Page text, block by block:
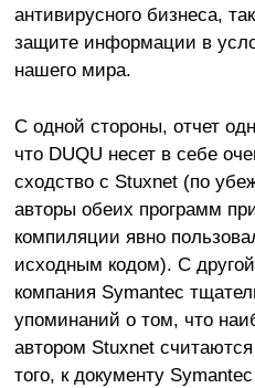
антивирусного бизнеса,
защите информации в
нашего мира.
С одной стороны, отчет
что DUQU несет в себе
сходство с Stuxnet (по
авторы обеих программ
компиляции явно
исходным кодом). С
компания Symantec
упоминаний о том, что
автором Stuxnet
того, к документу